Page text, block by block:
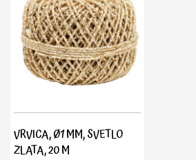
VRVICA, Ø1 MM, SVETLO
ZLATA, 20 M